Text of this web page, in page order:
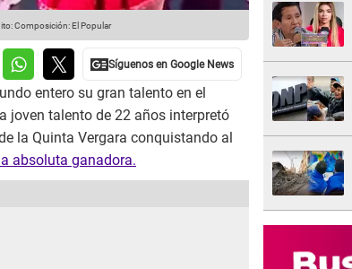
Composición: El Popular
entero su gran talento en el
joven talento de 22 años interpretó
la Quinta Vergara conquistando al
absoluta ganadora.